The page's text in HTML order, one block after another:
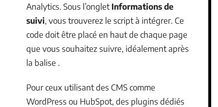
Analytics. Sous l’onglet Informations de
suivi, vous trouverez le script à intégrer. Ce
code doit être placé en haut de chaque page
que vous souhaitez suivre, idéalement après
la balise .
Pour ceux utilisant des CMS comme
WordPress ou HubSpot, des plugins dédiés